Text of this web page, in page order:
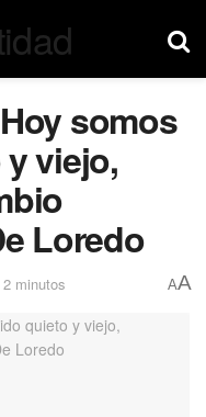
somos
viejo,
Loredo
minutos AA